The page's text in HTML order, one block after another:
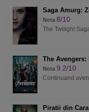
Saga Amurg:
Nota 8/10
The Twilight
The Avengers:
Nota 9.2/10
Continuand
Piratii din